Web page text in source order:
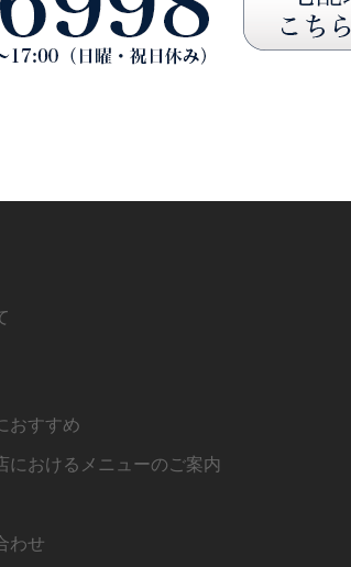
おすすめ
におけるメニューのご案内
わせ